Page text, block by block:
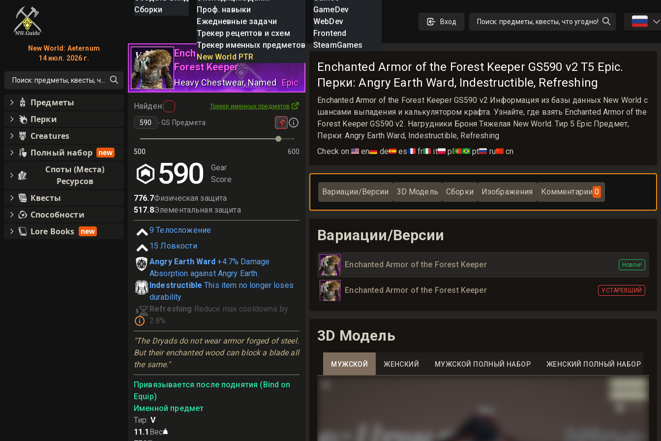
Сборки
Проф. навыки
Ежедневные задачи
Трекер рецептов и схем
Трекер именных предметов
New World PTR
GameDev
WebDev
Frontend
SteamGames
Вход Поиск: предметы, квесты, что угодно! 🇷🇺
V
Enchanted Armor of the
Forest Keeper
Heavy Chestwear, Named Epic
Найден: Трекер именных предметов
-GS Предмета
500 600
590
Gear
Score
776.7Физическая защита
517.8Элементальная защита
9 Телосложение
15 Ловкости
Angry Earth Ward +4.7% Damage
Absorption against Angry Earth.
Indestructible This item no longer loses
durability.
Refreshing Reduce max cooldowns by
2.8%.
"The Dryads do not wear armor forged of steel.
But their enchanted wood can block a blade all
the same."
Привязывается после поднятия (Bind on
Equip)
Именной предмет
Тир: V
11.1 Вес
Enchanted Armor of the Forest Keeper GS590 v2 T5 Epic.
Перки: Angry Earth Ward, Indestructible, Refreshing
Enchanted Armor of the Forest Keeper GS590 v2 Информация из базы данных New World с
шансами выпадения и калькулятором крафта. Узнайте, где взять Enchanted Armor of the
Forest Keeper GS590 v2. Нагрудники Броня Тяжелая New World. Тир 5 Epic Предмет,
Перки: Angry Earth Ward, Indestructible, Refreshing
Check on:🇺🇸 en🇩🇪 de🇪🇸 es🇫🇷 fr🇮🇹 it🇵🇱 pl🇵🇹🇧🇷 pt🇷🇺 ru🇨🇳 cn
Вариации/Версии 3D Модель Сборки Изображения Комментарии 0
Вариации/Версии
Enchanted Armor of the Forest Keeper Новое!
Enchanted Armor of the Forest Keeper УСТАРЕВШИЙ
3D Модель
МУЖСКОЙ ЖЕНСКИЙ МУЖСКОЙ ПОЛНЫЙ НАБОР ЖЕНСКИЙ ПОЛНЫЙ НАБОР
New World: Aeternum
14 июл. 2026 г.
Поиск: предметы, квесты, что угодно!
Предметы
Перки
Creatures
Полный набор
new
Споты (Места)
Ресурсов
Квесты
Способности
Lore Books
new